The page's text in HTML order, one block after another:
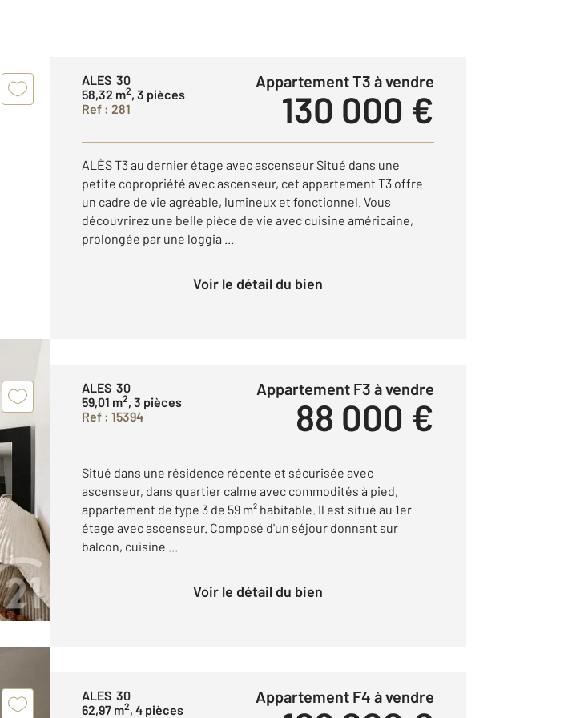
ALES 30
58,32 m2, 3 pièces
Ref : 281
Appartement T3 à vendre
130 000 €
ALÈS T3 au dernier étage avec ascenseur Situé dans une
petite copropriété avec ascenseur, cet appartement T3 offre
un cadre de vie agréable, lumineux et fonctionnel. Vous
découvrirez une belle pièce de vie avec cuisine américaine,
prolongée par une loggia ...
Voir le détail du bien
ALES 30
59,01 m2, 3 pièces
Ref : 15394
Appartement F3 à vendre
88 000 €
Situé dans une résidence récente et sécurisée avec
ascenseur, dans quartier calme avec commodités à pied,
appartement de type 3 de 59 m² habitable. Il est situé au 1er
étage avec ascenseur. Composé d'un séjour donnant sur
balcon, cuisine ...
Voir le détail du bien
ALES 30
62,97 m2, 4 pièces
Appartement F4 à vendre